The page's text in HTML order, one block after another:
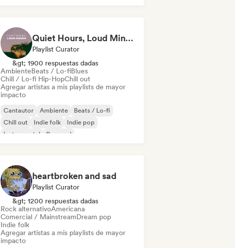
Quiet Hours, Loud Minds 🔮 Singer-Songwriter, Bedroom Pop & Dream Pop
Playlist Curator
&gt; 1900 respuestas dadas
AmbienteBeats / Lo-fiBlues
Chill / Lo-fi Hip-HopChill out
Agregar artistas a mis playlists de mayor
impacto
Cantautor Ambiente
Beats / Lo-fi
Chill out
Indie folk
Indie pop
Instrumental
Pop soul
heartbroken and sad
Playlist Curator
&gt; 1200 respuestas dadas
Rock alternativoAmericana
Comercial / MainstreamDream pop
Indie folk
Agregar artistas a mis playlists de mayor
impacto